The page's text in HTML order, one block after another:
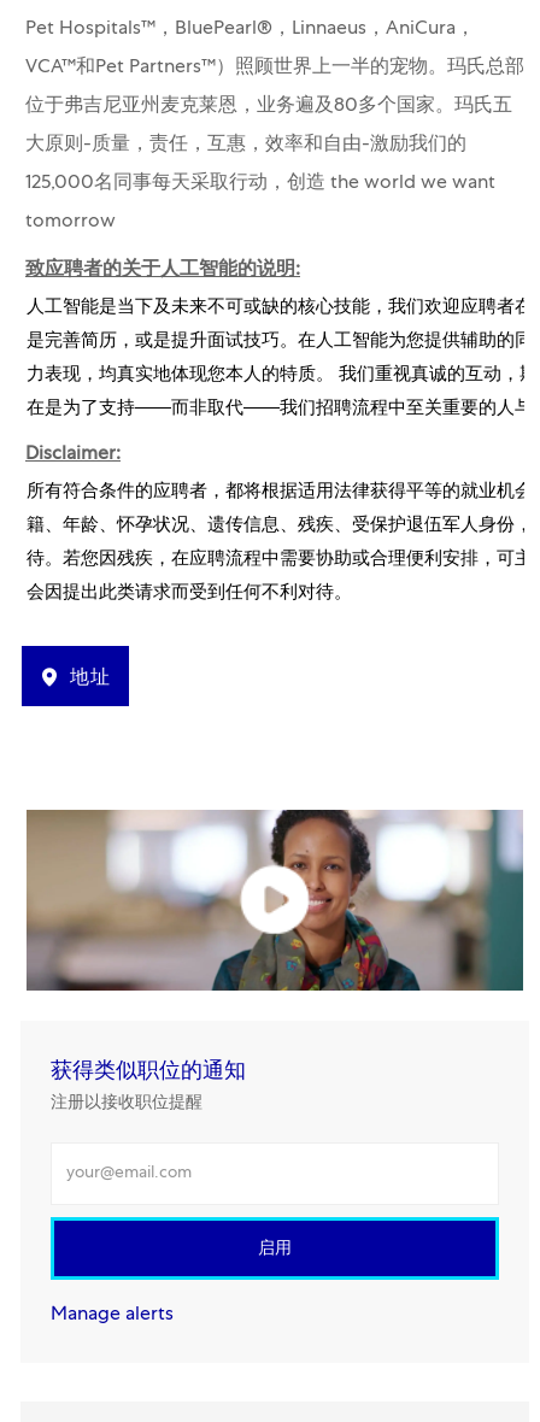
Pet Hospitals™，BluePearl®，Linnaeus，AniCura，
VCA™和Pet Partners™）照顾世界上一半的宠物。玛氏总部
位于弗吉尼亚州麦克莱恩，业务遍及80多个国家。玛氏五
大原则-质量，责任，互惠，效率和自由-激励我们的
125,000名同事每天采取行动，创造 the world we want
tomorrow
致应聘者的关于人工智能的说明:
人工智能是当下及未来不可或缺的核心技能，我们欢迎应聘者
是完善简历，或是提升面试技巧。在人工智能为您提供辅助的
力表现，均真实地体现您本人的特质。 我们重视真诚的互动，
在是为了支持——而非取代——我们招聘流程中至关重要的人与
Disclaimer:
所有符合条件的应聘者，都将根据适用法律获得平等的就业机
籍、年龄、怀孕状况、遗传信息、残疾、受保护退伍军人身份
待。若您因残疾，在应聘流程中需要协助或合理便利安排，可
会因提出此类请求而受到任何不利对待。
地址
获得类似职位的通知
注册以接收职位提醒
启用
Manage alerts